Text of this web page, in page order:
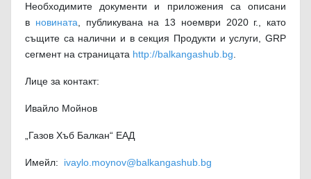
Необходимите документи и приложения са описани
в новината, публикувана на 13 ноември 2020 г., като
същите са налични и в секция Продукти и услуги, GRP
сегмент на страницата http://balkangashub.bg.
Лице за контакт:
Ивайло Мойнов
„Газов Хъб Балкан“ ЕАД
Имейл: ivaylo.moynov@balkangashub.bg